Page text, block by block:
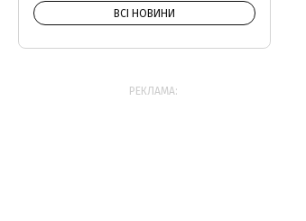
ВСІ НОВИНИ
РЕКЛАМА: